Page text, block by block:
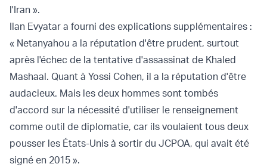
l'Iran ».
Ilan Evyatar a fourni des explications supplémentaires :
« Netanyahou a la réputation d'être prudent, surtout
après l'échec de la tentative d'assassinat de Khaled
Mashaal. Quant à Yossi Cohen, il a la réputation d'être
audacieux. Mais les deux hommes sont tombés
d'accord sur la nécessité d'utiliser le renseignement
comme outil de diplomatie, car ils voulaient tous deux
pousser les États-Unis à sortir du JCPOA, qui avait été
signé en 2015 ».